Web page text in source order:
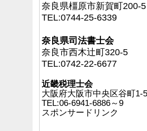
奈良県橿原市新賀町200-
TEL:0744-25-6339
奈良県司法書士会
奈良市西木辻町320-5
TEL:0742-22-6677
近畿税理士会
大阪府大阪市中央区谷町1-
TEL:06-6941-6886～9
スポンサードリンク